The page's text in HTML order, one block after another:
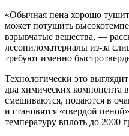
«Обычная пена хорошо
может потушить
взрывчатые вещества, —
лесопиломатериалы из-за
требуют именно
Технологически это
два химических компонента
смешиваются, подаются в
и становятся «твердой
температуру вплоть до 2000